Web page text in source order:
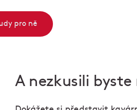
pro ně
A nezkusili